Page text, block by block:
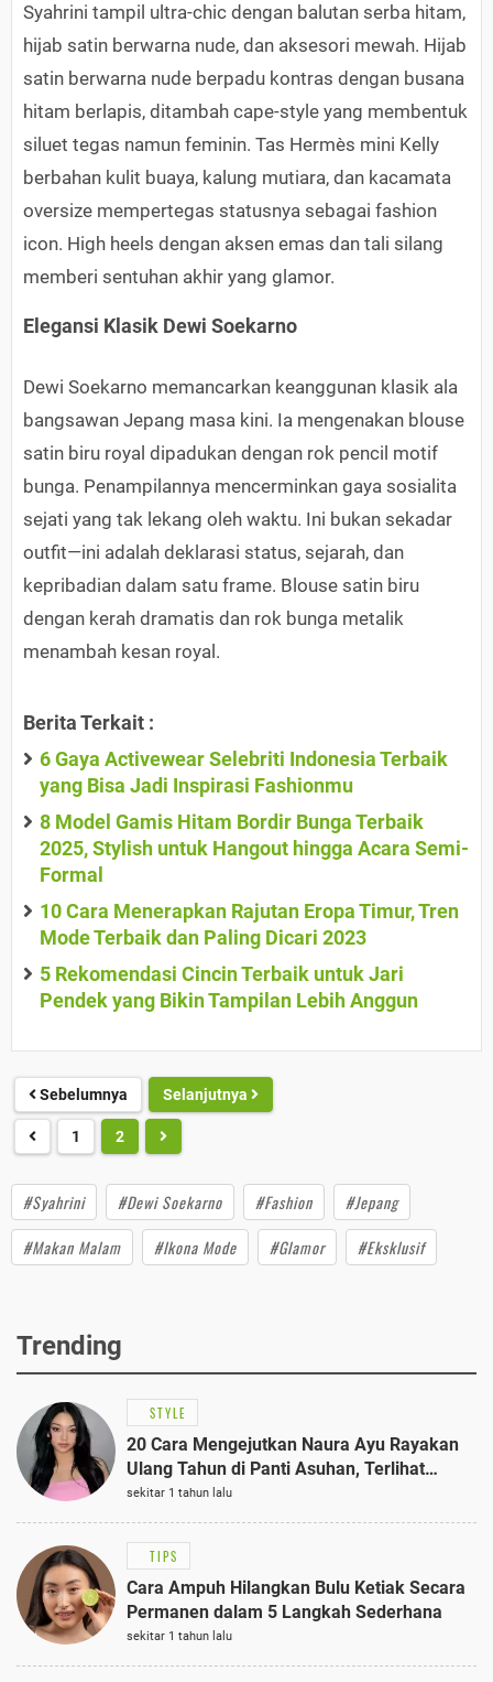
Syahrini tampil ultra-chic dengan balutan serba hitam,
hijab satin berwarna nude, dan aksesori mewah. Hijab
satin berwarna nude berpadu kontras dengan busana
hitam berlapis, ditambah cape-style yang membentuk
siluet tegas namun feminin. Tas Hermès mini Kelly
berbahan kulit buaya, kalung mutiara, dan kacamata
oversize mempertegas statusnya sebagai fashion
icon. High heels dengan aksen emas dan tali silang
memberi sentuhan akhir yang glamor.
Elegansi Klasik Dewi Soekarno
Dewi Soekarno memancarkan keanggunan klasik ala
bangsawan Jepang masa kini. Ia mengenakan blouse
satin biru royal dipadukan dengan rok pencil motif
bunga. Penampilannya mencerminkan gaya sosialita
sejati yang tak lekang oleh waktu. Ini bukan sekadar
outfit—ini adalah deklarasi status, sejarah, dan
kepribadian dalam satu frame. Blouse satin biru
dengan kerah dramatis dan rok bunga metalik
menambah kesan royal.
Berita Terkait :
6 Gaya Activewear Selebriti Indonesia Terbaik
yang Bisa Jadi Inspirasi Fashionmu
8 Model Gamis Hitam Bordir Bunga Terbaik
2025, Stylish untuk Hangout hingga Acara Semi-
Formal
10 Cara Menerapkan Rajutan Eropa Timur, Tren
Mode Terbaik dan Paling Dicari 2023
5 Rekomendasi Cincin Terbaik untuk Jari
Pendek yang Bikin Tampilan Lebih Anggun
Sebelumnya Selanjutnya
1 2
#Syahrini #Dewi Soekarno #Fashion
#Jepang
#Makan Malam
#Ikona Mode #Glamor #Eksklusif
Trending
STYLE
20 Cara Mengejutkan Naura Ayu Rayakan
Ulang Tahun di Panti Asuhan, Terlihat
Anggun dengan Kaftan Cokelat
sekitar 1 tahun lalu
TIPS
Cara Ampuh Hilangkan Bulu Ketiak Secara
Permanen dalam 5 Langkah Sederhana
sekitar 1 tahun lalu